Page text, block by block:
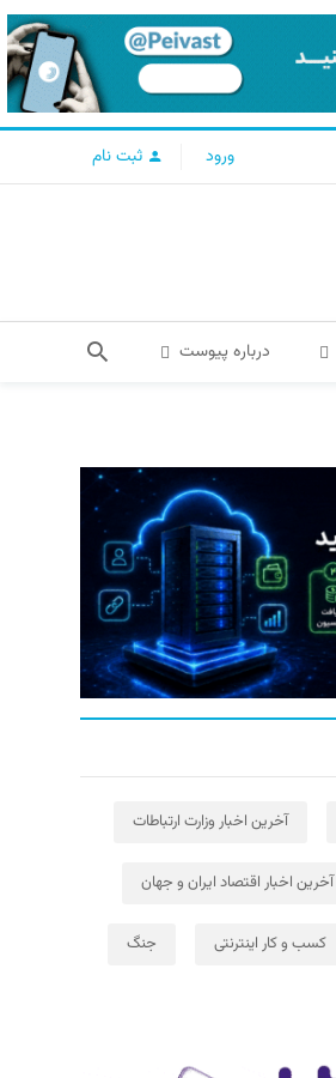
ورود ثبت نام
درباره پیوست
آخرین اخبار وزارت ارتباطات
آخرین اخبار اقتصاد ایران و جهان
کسب و کار اینترنتی جنگ